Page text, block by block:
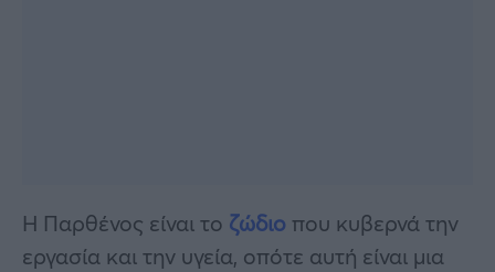
Η Παρθένος είναι το ζώδιο που κυβερνά την
εργασία και την υγεία, οπότε αυτή είναι μια